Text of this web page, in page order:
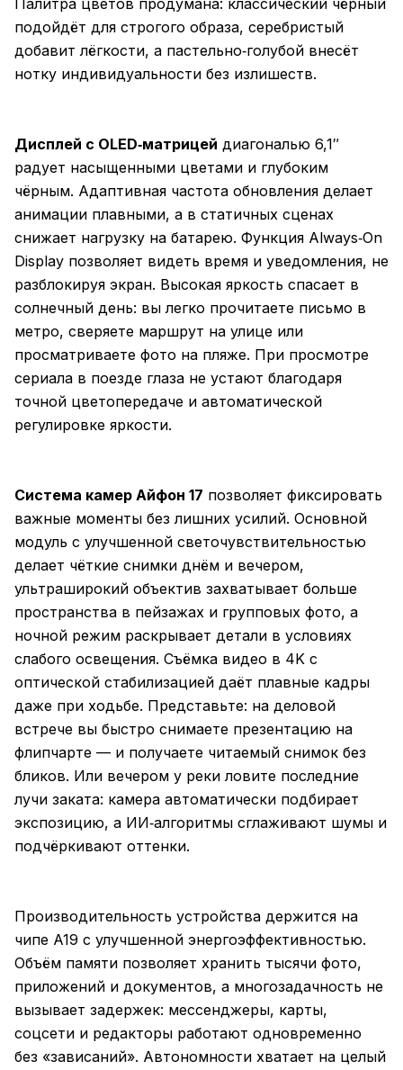
Палитра цветов продумана: классический чёрный
подойдёт для строгого образа, серебристый
добавит лёгкости, а пастельно‑голубой внесёт
нотку индивидуальности без излишеств.
Дисплей с OLED‑матрицей диагональю 6,1″
радует насыщенными цветами и глубоким
чёрным. Адаптивная частота обновления делает
анимации плавными, а в статичных сценах
снижает нагрузку на батарею. Функция Always‑On
Display позволяет видеть время и уведомления, не
разблокируя экран. Высокая яркость спасает в
солнечный день: вы легко прочитаете письмо в
метро, сверяете маршрут на улице или
просматриваете фото на пляже. При просмотре
сериала в поезде глаза не устают благодаря
точной цветопередаче и автоматической
регулировке яркости.
Система камер Айфон 17 позволяет фиксировать
важные моменты без лишних усилий. Основной
модуль с улучшенной светочувствительностью
делает чёткие снимки днём и вечером,
ультраширокий объектив захватывает больше
пространства в пейзажах и групповых фото, а
ночной режим раскрывает детали в условиях
слабого освещения. Съёмка видео в 4K с
оптической стабилизацией даёт плавные кадры
даже при ходьбе. Представьте: на деловой
встрече вы быстро снимаете презентацию на
флипчарте — и получаете читаемый снимок без
бликов. Или вечером у реки ловите последние
лучи заката: камера автоматически подбирает
экспозицию, а ИИ‑алгоритмы сглаживают шумы и
подчёркивают оттенки.
Производительность устройства держится на
чипе A19 с улучшенной энергоэффективностью.
Объём памяти позволяет хранить тысячи фото,
приложений и документов, а многозадачность не
вызывает задержек: мессенджеры, карты,
соцсети и редакторы работают одновременно
без «зависаний». Автономности хватает на целый